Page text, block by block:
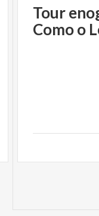
Tour
Comoo